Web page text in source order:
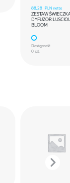
88,28 PLN netto
ZESTAW
DYFUZOR
BLOOM
Dostępność
0 szt.